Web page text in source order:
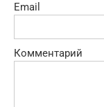
Email
Комментарий